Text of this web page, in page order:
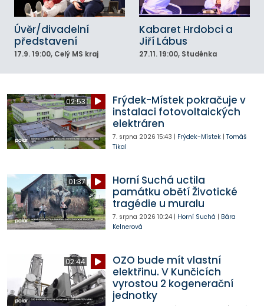
Úvěr/divadelní
představení
17.9. 19:00, Celý MS kraj
Kabaret Hrdobci a
Jiří Lábus
27.11. 19:00, Studénka
02:53
Frýdek-Místek pokračuje v
instalaci fotovoltaických
elektráren
7. srpna 2026 15:43 | Frýdek-Místek| Tomáš
Tikal
01:37
Horní Suchá uctila
památku obětí Životické
tragédie u muralu
7. srpna 2026 10:24| Horní Suchá | Bára
Kelnerová
02:44
OZO bude mít vlastní
elektřinu. V Kunčicích
vyrostou 2 kogenerační
jednotky